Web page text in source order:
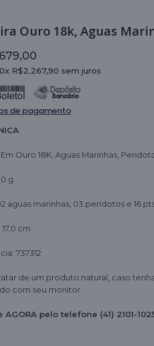
Ouro 18k, Aguas
R$2.267,90 sem juros
de pagamento
Ouro 18K, Aguas Marinhas,
g
aguas marinhas, 03 peridotos e 16
cm
737312
de um produto natural, caso
com seu monitor.
AGORA pelo telefone (41) 2101-